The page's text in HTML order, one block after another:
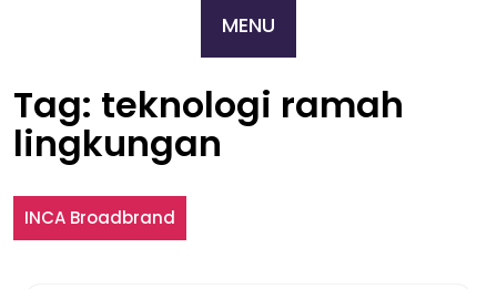
MENU
Tag: teknologi ramah
lingkungan
INCA Broadbrand